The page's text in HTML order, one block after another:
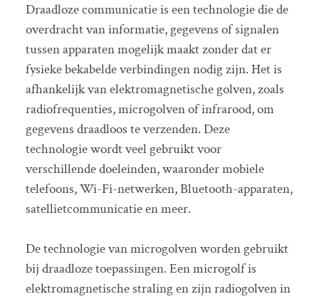
Draadloze communicatie is een technologie die de
overdracht van informatie, gegevens of signalen
tussen apparaten mogelijk maakt zonder dat er
fysieke bekabelde verbindingen nodig zijn. Het is
afhankelijk van elektromagnetische golven, zoals
radiofrequenties, microgolven of infrarood, om
gegevens draadloos te verzenden. Deze
technologie wordt veel gebruikt voor
verschillende doeleinden, waaronder mobiele
telefoons, Wi-Fi-netwerken, Bluetooth-apparaten,
satellietcommunicatie en meer.
De technologie van microgolven worden gebruikt
bij draadloze toepassingen. Een microgolf is
elektromagnetische straling en zijn radiogolven in